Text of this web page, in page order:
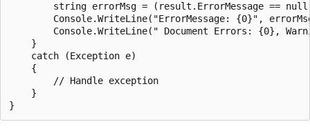
string errorMsg = (result.ErrorMessage ==
Console.WriteLine("ErrorMessage: {0}",
Console.WriteLine(" Document Errors: {0},
    }
    catch (Exception e)
    {
        // Handle exception
    }